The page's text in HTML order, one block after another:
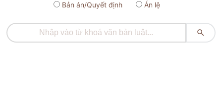
Bản án/Quyết định Án lệ
